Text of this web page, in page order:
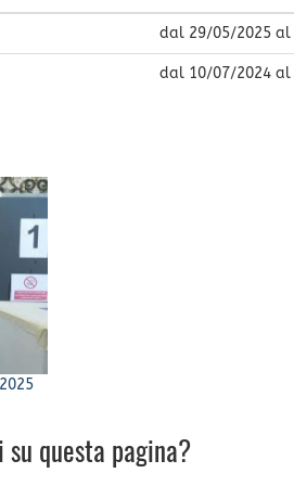
dal 29/05/2025 al
dal 10/07/2024 al
questa pagina?